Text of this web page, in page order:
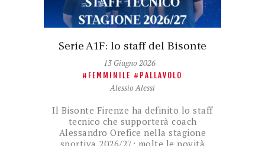
Serie A1F: lo staff del Bisonte
13 Giugno 2026
FEMMINILE PALLAVOLO
Alessio Alessi
Il Bisonte Firenze ha definito lo staff
tecnico che supporterà coach
Alessandro Orefice nella stagione